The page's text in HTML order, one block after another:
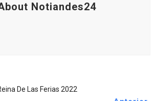
Notiandes24
De Las Ferias 2022